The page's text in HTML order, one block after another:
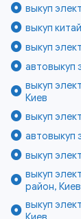
выкуп
выкуп
выкуп
автовыкуп
выкуп
Киев
выкуп
автовыкуп
выкуп
выкуп
район, Киев
выкуп